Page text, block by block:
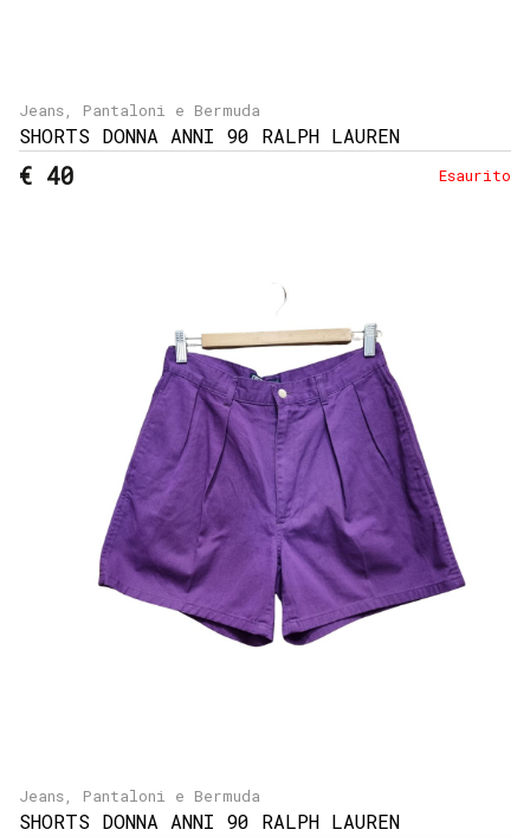
Jeans, Pantaloni e Bermuda
SHORTS DONNA ANNI 90 RALPH LAUREN
€ 40 Esaurito
Jeans, Pantaloni e Bermuda
SHORTS DONNA ANNI 90 RALPH LAUREN